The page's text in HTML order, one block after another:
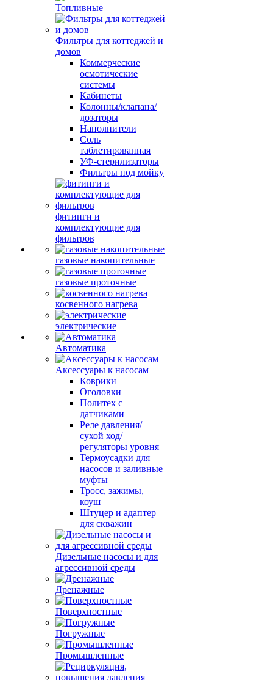
Топливные
Фильтры для коттеджей и
домов
Коммерческие
осмотические
системы
Кабинеты
Колонны/клапана/
дозаторы
Наполнители
Соль
таблетированная
УФ-стерилизаторы
Фильтры под мойку
фитинги и
комплектующие для
фильтров
газовые накопительные
газовые проточные
косвенного нагрева
электрические
Автоматика
Аксессуары к насосам
Коврики
Оголовки
Политех с
датчиками
Реле давления/
сухой ход/
регуляторы уровня
Термоусадки для
насосов и заливные
муфты
Тросс, зажимы,
коуш
Штуцер и адаптер
для скважин
Дизельные насосы и для
агрессивной среды
Дренажные
Поверхностные
Погружные
Промышленные